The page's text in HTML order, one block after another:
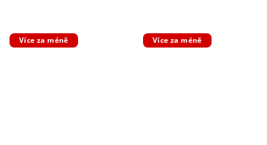
Více za méně Více za méně